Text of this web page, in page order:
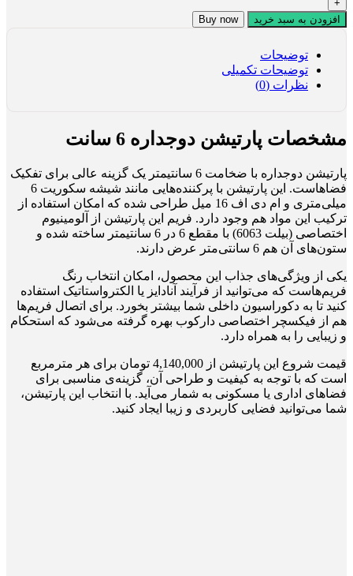
افزودن به سبد خرید Buy now
توضیحات
توضیحات تکمیلی
نظرات (0)
مشخصات پارتیشن دوجداره 6 سانت
پارتیشن دوجداره با ضخامت 6 سانتیمتر یک گزینه عالی برای تفکیک
فضاهاست. این پارتیشن با پرکننده‌هایی مانند شیشه سکوریت 6
میلی‌متری و ام دی اف 16 میل طراحی شده که امکان استفاده از
ترکیب این مواد هم وجود دارد. فریم این پارتیشن از آلومینیوم
اختصاصی (بیلت 6063) با مقطع 6 در 6 سانتیمتر ساخته شده و
ستون‌های آن هم 6 سانتی‌متر عرض دارند.
یکی از ویژگی‌های جذاب این محصول، امکان انتخاب رنگ
فریم‌هاست که می‌توانید از فرآیند آنادایز یا الکترواستاتیک استفاده
کنید تا به دکوراسیون داخلی شما بیشتر بخورد. برای اتصال فریم‌ها
هم از فیکسچر اختصاصی دارکوب بهره گرفته می‌شود که استحکام
و زیبایی را به همراه دارد.
قیمت شروع این پارتیشن از 4,140,000 تومان برای هر مترمربع
است که با توجه به کیفیت و طراحی آن، گزینه‌ی مناسبی برای
فضاهای اداری یا مسکونی به شمار می‌آید. با انتخاب این پارتیشن،
شما می‌توانید فضایی کاربردی و زیبا ایجاد کنید.